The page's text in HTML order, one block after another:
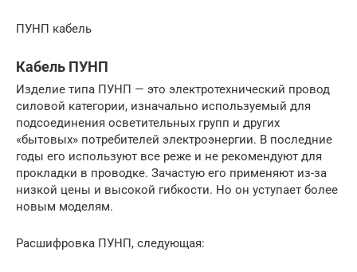
ПУНП кабель
Кабель ПУНП
Изделие типа ПУНП — это электротехнический провод
силовой категории, изначально используемый для
подсоединения осветительных групп и других
«бытовых» потребителей электроэнергии. В последние
годы его используют все реже и не рекомендуют для
прокладки в проводке. Зачастую его применяют из-за
низкой цены и высокой гибкости. Но он уступает более
новым моделям.
Расшифровка ПУНП, следующая: